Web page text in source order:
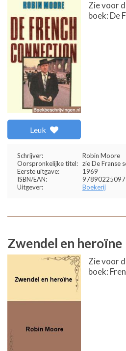
Leuk
Zie voor
boek: De
Schrijver:
Robin Moore
Oorspronkelijke titel: zie De Franse
Eerste uitgave:
1969
ISBN/EAN:
Uitgever:
Boekerij
Zwendel en heroïne
Zie voor
boek: